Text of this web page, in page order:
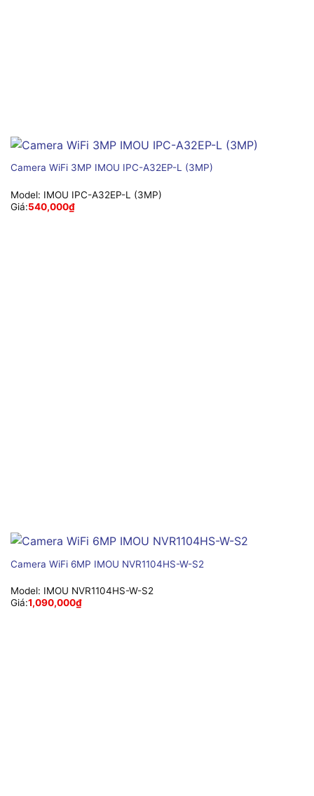
Camera WiFi 3MP IMOU IPC-A32EP-L (3MP)
Model: IMOU IPC-A32EP-L (3MP)
Giá:540,000₫
Camera WiFi 6MP IMOU NVR1104HS-W-S2
Model: IMOU NVR1104HS-W-S2
Giá:1,090,000₫